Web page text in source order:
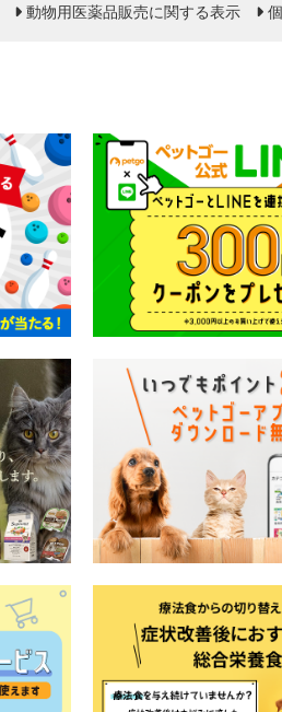
動物用医薬品販売に関する表示